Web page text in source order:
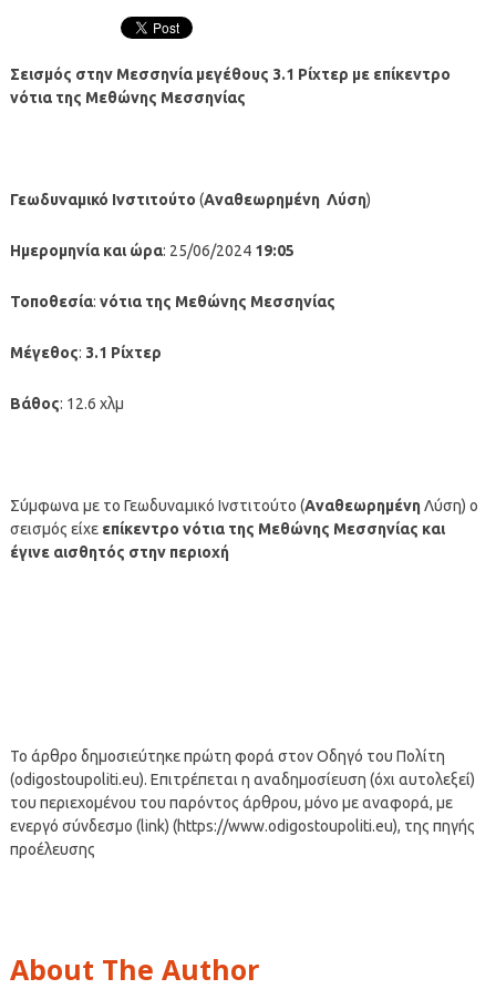
Σεισμός στην Μεσσηνία μεγέθους 3.1 Ρίχτερ με επίκεντρο
νότια της Μεθώνης Μεσσηνίας
Γεωδυναμικό Ινστιτούτο (Αναθεωρημένη Λύση)
Ημερομηνία και ώρα: 25/06/2024 19:05
Τοποθεσία: νότια της Μεθώνης Μεσσηνίας
Μέγεθος: 3.1 Ρίχτερ
Βάθος: 12.6 χλμ
Σύμφωνα με το Γεωδυναμικό Ινστιτούτο (ΑναθεωρημένηΛύση) ο
σεισμός είχε επίκεντρο νότια της Μεθώνης Μεσσηνίας και
έγινε αισθητός στην περιοχή
Το άρθρο δημοσιεύτηκε πρώτη φορά στον Οδηγό του Πολίτη
(odigostoupoliti.eu). Επιτρέπεται η αναδημοσίευση (όχι αυτολεξεί)
του περιεχομένου του παρόντος άρθρου, μόνο με αναφορά, με
ενεργό σύνδεσμο (link) (https://www.odigostoupoliti.eu), της πηγής
προέλευσης
About The Author